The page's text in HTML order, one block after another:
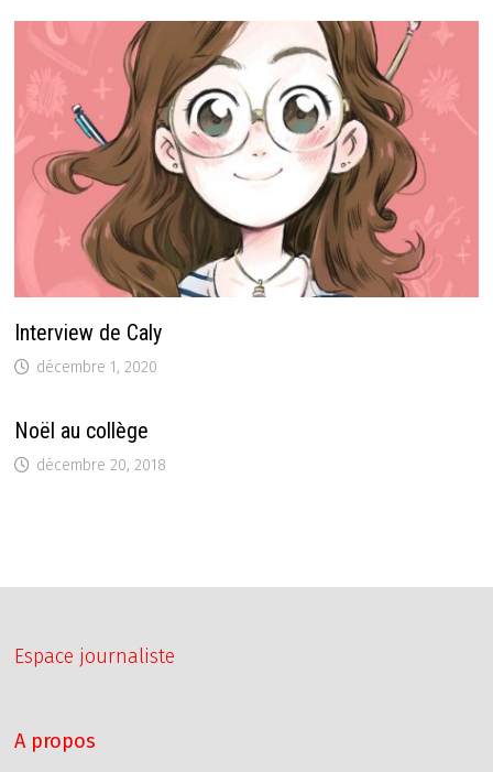
Interview de Caly
décembre 1, 2020
Noël au collège
décembre 20, 2018
Espace journaliste
A propos